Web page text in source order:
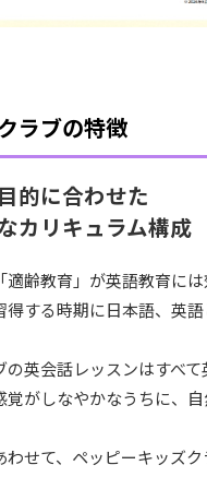
ラブの特徴
的に合わせた
カリキュラム構成
齢教育」が英語教育には
する時期に日本語、英
英会話レッスンはすべて
覚がしなやかなうちに、
わせて、ペッピーキッズ